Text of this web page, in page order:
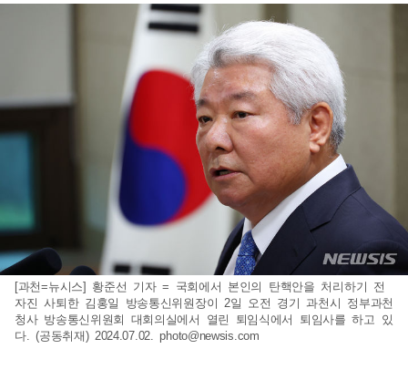
[과천=뉴시스] 황준선 기자 = 국회에서 본인의 탄핵안을 처리하기 전
자진 사퇴한 김홍일 방송통신위원장이 2일 오전 경기 과천시 정부과천
청사 방송통신위원회 대회의실에서 열린 퇴임식에서 퇴임사를 하고 있
다. (공동취재) 2024.07.02.photo@newsis.com